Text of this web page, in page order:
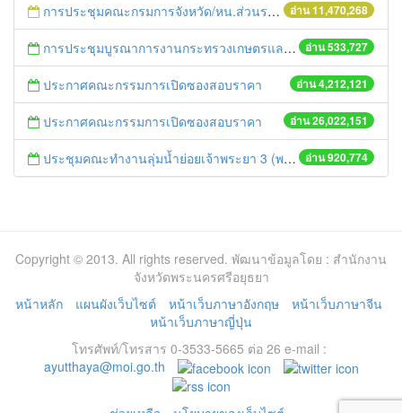
อ่าน 11,470,268
การประชุมคณะกรมการจังหวัด/หน.ส่วนราชการประจำเดือน มิถุนายน 2558
อ่าน 533,727
การประชุมบูรณาการงานกระทรวงเกษตรและสหกรณ์สู่การปฏิบัติในระดับพื้นที่ ครั้งที่1/2558
อ่าน 4,212,121
ประกาศคณะกรรมการเปิดซองสอบราคา
อ่าน 26,022,151
ประกาศคณะกรรมการเปิดซองสอบราคา
อ่าน 920,774
ประชุมคณะทำงานลุ่มน้ำย่อยเจ้าพระยา 3 (พระนครศรีอยุธยา-ปทุมธานี) ครั้งที่ 1/2558
Copyright © 2013. All rights reserved. พัฒนาข้อมูลโดย : สำนักงาน
จังหวัดพระนครศรีอยุธยา
หน้าหลัก
แผนผังเว็บไซต์ หน้าเว็บภาษาอังกฤษ
หน้าเว็บภาษาจีน
หน้าเว็บภาษาญี่ปุ่น
โทรศัพท์/โทรสาร 0-3533-5665 ต่อ 26 e-mail :
ayutthaya@moi.go.th